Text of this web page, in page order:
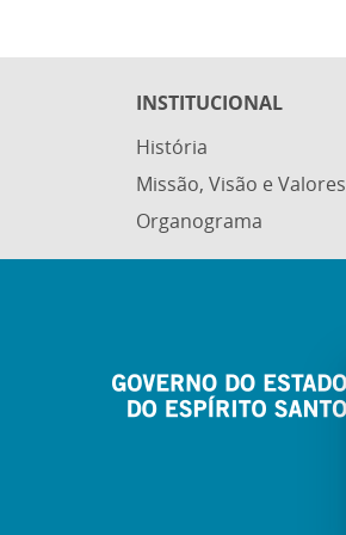
INSTITUCIONAL
História
Missão, Visão e Valores
Organograma